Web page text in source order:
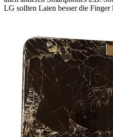
LG sollten Laien besser die Finger